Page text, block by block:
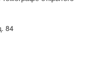
84